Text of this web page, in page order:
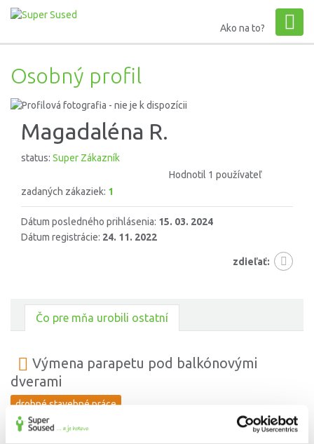
Ako na to?
Osobný profil
Magadaléna R.
status: Super Zákazník
Hodnotil 1 používateľ
zadaných zákaziek: 1
Dátum posledného prihlásenia: 15. 03. 2024
Dátum registrácie: 24. 11. 2022
zdieľať:
Čo pre mňa urobili ostatní
Výmena parapetu pod balkónovými
dverami
drobné stavebné práce
Všetko ok. Opravené rýchlo. Dobrá komunikácia.